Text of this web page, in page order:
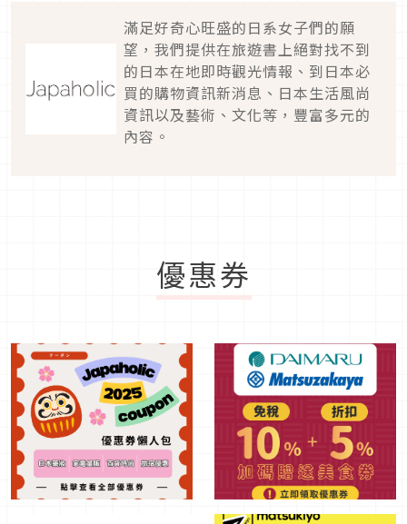
滿足好奇心旺盛的日系女子們的願
望，我們提供在旅遊書上絕對找不到
的日本在地即時觀光情報、到日本必
買的購物資訊新消息、日本生活風尚
資訊以及藝術、文化等，豐富多元的
內容。
優惠券